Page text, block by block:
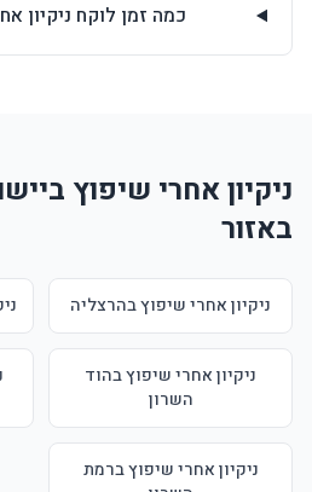
כמה זמן לוקח ניקיון
ניקיון אחרי שיפוץ
באזור
ניקיון אחרי שיפוץ בהרצליה
ניקיון אחרי שיפוץ בהוד
השרון
ניקיון אחרי שיפוץ ברמת